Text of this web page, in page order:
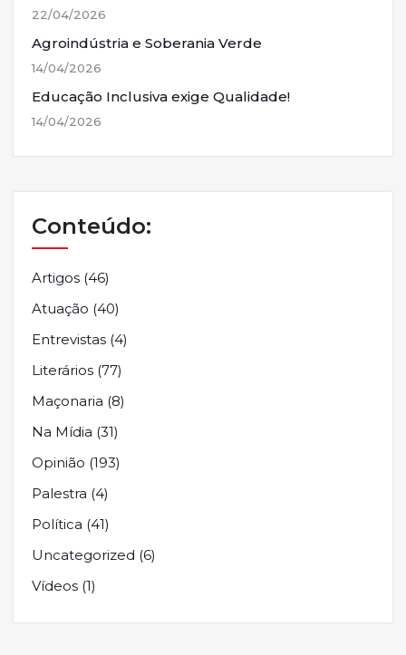
22/04/2026
Agroindústria e Soberania Verde
14/04/2026
Educação Inclusiva exige Qualidade!
14/04/2026
Conteúdo:
Artigos (46)
Atuação (40)
Entrevistas (4)
Literários (77)
Maçonaria (8)
Na Mídia (31)
Opinião (193)
Palestra (4)
Política (41)
Uncategorized (6)
Vídeos (1)